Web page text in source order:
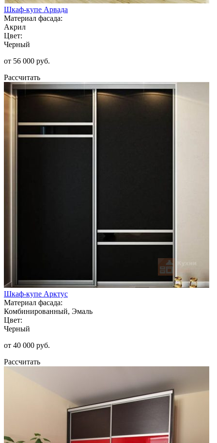
Шкаф-купе Арвада
Материал фасада:
Акрил
Цвет:
Черный
от 56 000 руб.
Рассчитать
Шкаф-купе Арктус
Материал фасада:
Комбинированный, Эмаль
Цвет:
Черный
от 40 000 руб.
Рассчитать